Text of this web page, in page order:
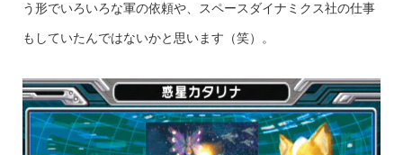
う形でいろいろな軍の依頼や、スペースダイナミクス社の仕事
もしていたんではないかと思います（笑）。